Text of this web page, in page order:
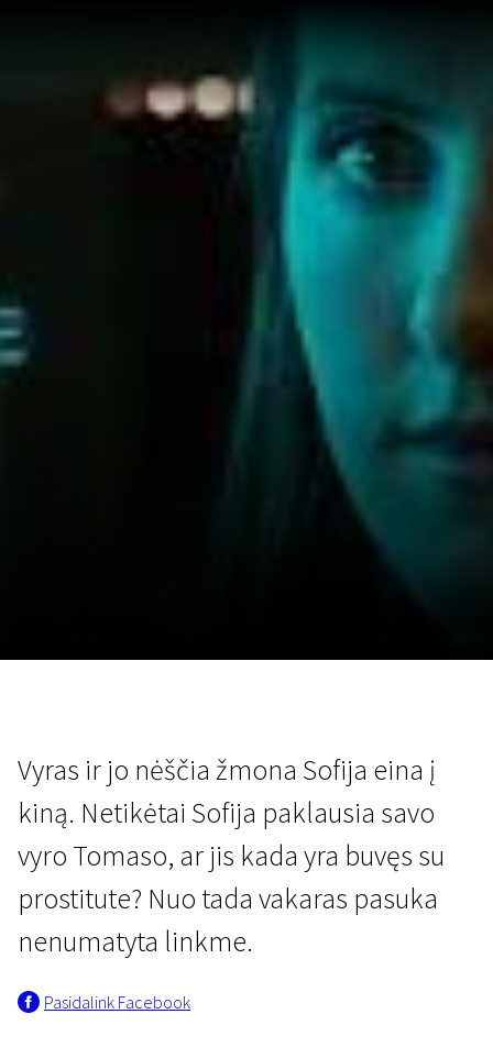
Vyras ir jo nėščia žmona Sofija eina į
kiną. Netikėtai Sofija paklausia savo
vyro Tomaso, ar jis kada yra buvęs su
prostitute? Nuo tada vakaras pasuka
nenumatyta linkme.
Pasidalink Facebook